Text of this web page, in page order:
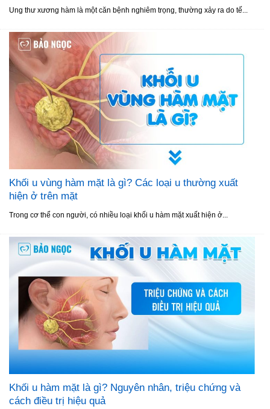
Ung thư xương hàm là một căn bệnh nghiêm trọng, thường xảy ra do tế...
Khối u vùng hàm mặt là gì? Các loại u thường xuất
hiện ở trên mặt
Trong cơ thể con người, có nhiều loại khối u hàm mặt xuất hiện ở...
Khối u hàm mặt là gì? Nguyên nhân, triệu chứng và
cách điều trị hiệu quả